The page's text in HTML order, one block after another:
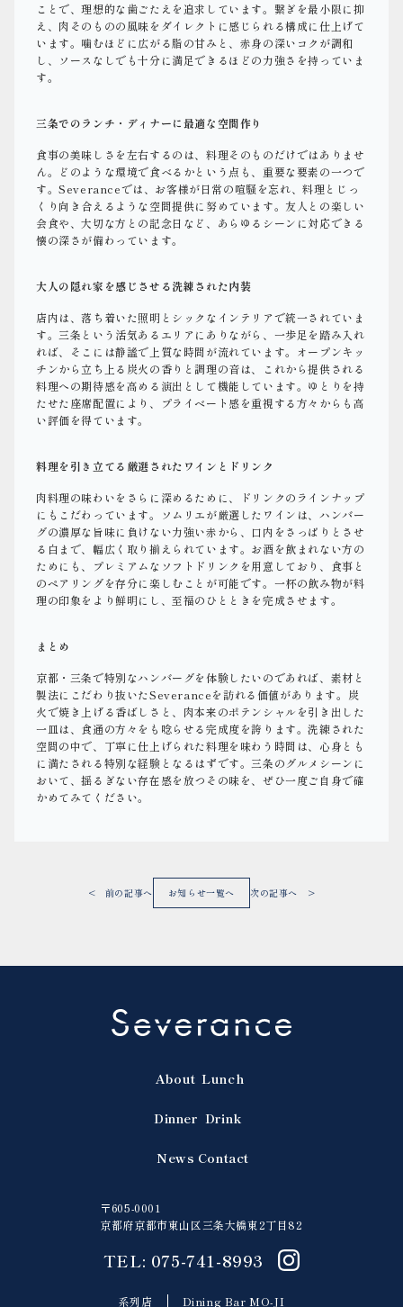
ことで、理想的な歯ごたえを追求しています。繋ぎを最小限に抑
え、肉そのものの風味をダイレクトに感じられる構成に仕上げて
います。噛むほどに広がる脂の甘みと、赤身の深いコクが調和
し、ソースなしでも十分に満足できるほどの力強さを持っていま
す。
三条でのランチ・ディナーに最適な空間作り
食事の美味しさを左右するのは、料理そのものだけではありませ
ん。どのような環境で食べるかという点も、重要な要素の一つで
す。Severanceでは、お客様が日常の喧騒を忘れ、料理とじっ
くり向き合えるような空間提供に努めています。友人との楽しい
会食や、大切な方との記念日など、あらゆるシーンに対応できる
懐の深さが備わっています。
大人の隠れ家を感じさせる洗練された内装
店内は、落ち着いた照明とシックなインテリアで統一されていま
す。三条という活気あるエリアにありながら、一歩足を踏み入れ
れば、そこには静謐で上質な時間が流れています。オープンキッ
チンから立ち上る炭火の香りと調理の音は、これから提供される
料理への期待感を高める演出として機能しています。ゆとりを持
たせた座席配置により、プライベート感を重視する方々からも高
い評価を得ています。
料理を引き立てる厳選されたワインとドリンク
肉料理の味わいをさらに深めるために、ドリンクのラインナップ
にもこだわっています。ソムリエが厳選したワインは、ハンバー
グの濃厚な旨味に負けない力強い赤から、口内をさっぱりとさせ
る白まで、幅広く取り揃えられています。お酒を飲まれない方の
ためにも、プレミアムなソフトドリンクを用意しており、食事と
のペアリングを存分に楽しむことが可能です。一杯の飲み物が料
理の印象をより鮮明にし、至福のひとときを完成させます。
まとめ
京都・三条で特別なハンバーグを体験したいのであれば、素材と
製法にこだわり抜いたSeveranceを訪れる価値があります。炭
火で焼き上げる香ばしさと、肉本来のポテンシャルを引き出した
一皿は、食通の方々をも唸らせる完成度を誇ります。洗練された
空間の中で、丁寧に仕上げられた料理を味わう時間は、心身とも
に満たされる特別な経験となるはずです。三条のグルメシーンに
おいて、揺るぎない存在感を放つその味を、ぜひ一度ご自身で確
かめてみてください。
< 前の記事へ お知らせ一覧へ 次の記事へ >
About
Dinner
News
Lunch
Drink
Contact
〒605-0001
京都府京都市東山区三条大橋東2丁目82
TEL: 075-741-8993
系列店 Dining Bar MO-JI